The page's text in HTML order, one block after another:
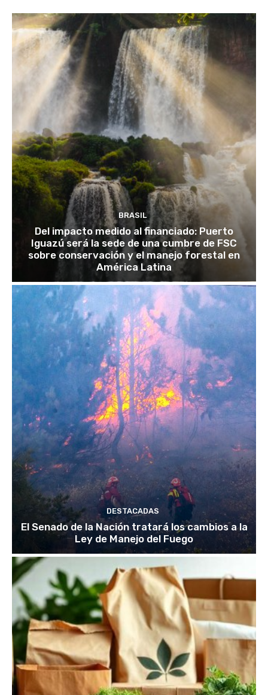
BRASIL
Del impacto medido al financiado: Puerto
Iguazú será la sede de una cumbre de FSC
sobre conservación y el manejo forestal en
América Latina
DESTACADAS
El Senado de la Nación tratará los cambios a la
Ley de Manejo del Fuego